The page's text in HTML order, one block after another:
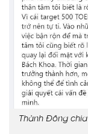
Thành Đông